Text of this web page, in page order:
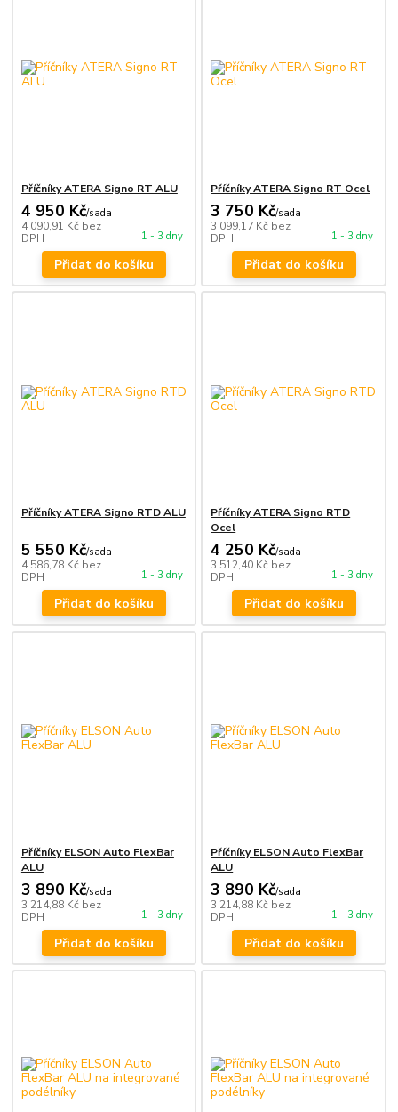
Příčníky ATERA Signo RT ALU
4 950 Kč/sada
4 090,91 Kč bez
DPH
1 - 3 dny
Přidat do košíku
Příčníky ATERA Signo RT Ocel
3 750 Kč/sada
3 099,17 Kč bez
DPH
1 - 3 dny
Přidat do košíku
Příčníky ATERA Signo RTD ALU
5 550 Kč/sada
4 586,78 Kč bez
DPH
1 - 3 dny
Přidat do košíku
Příčníky ATERA Signo RTD
Ocel
4 250 Kč/sada
3 512,40 Kč bez
DPH
1 - 3 dny
Přidat do košíku
Příčníky ELSON Auto FlexBar
ALU
3 890 Kč/sada
3 214,88 Kč bez
DPH
1 - 3 dny
Přidat do košíku
Příčníky ELSON Auto FlexBar
ALU
3 890 Kč/sada
3 214,88 Kč bez
DPH
1 - 3 dny
Přidat do košíku